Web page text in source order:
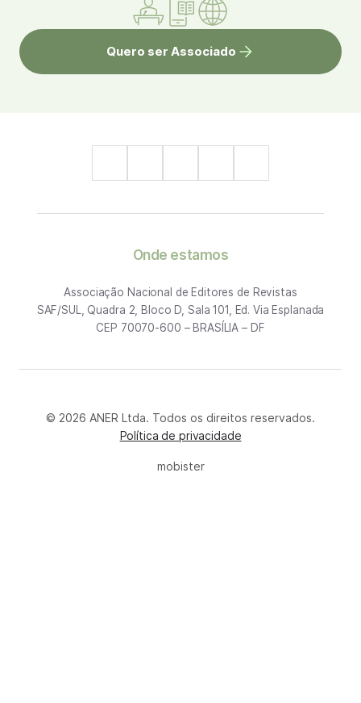
Quero ser Associado
Onde estamos
Associação Nacional de Editores de Revistas
SAF/SUL, Quadra 2, Bloco D, Sala 101, Ed. Via Esplanada
CEP 70070-600 – BRASÍLIA – DF
© 2026 ANER Ltda. Todos os direitos reservados.
Política de privacidade
mobister